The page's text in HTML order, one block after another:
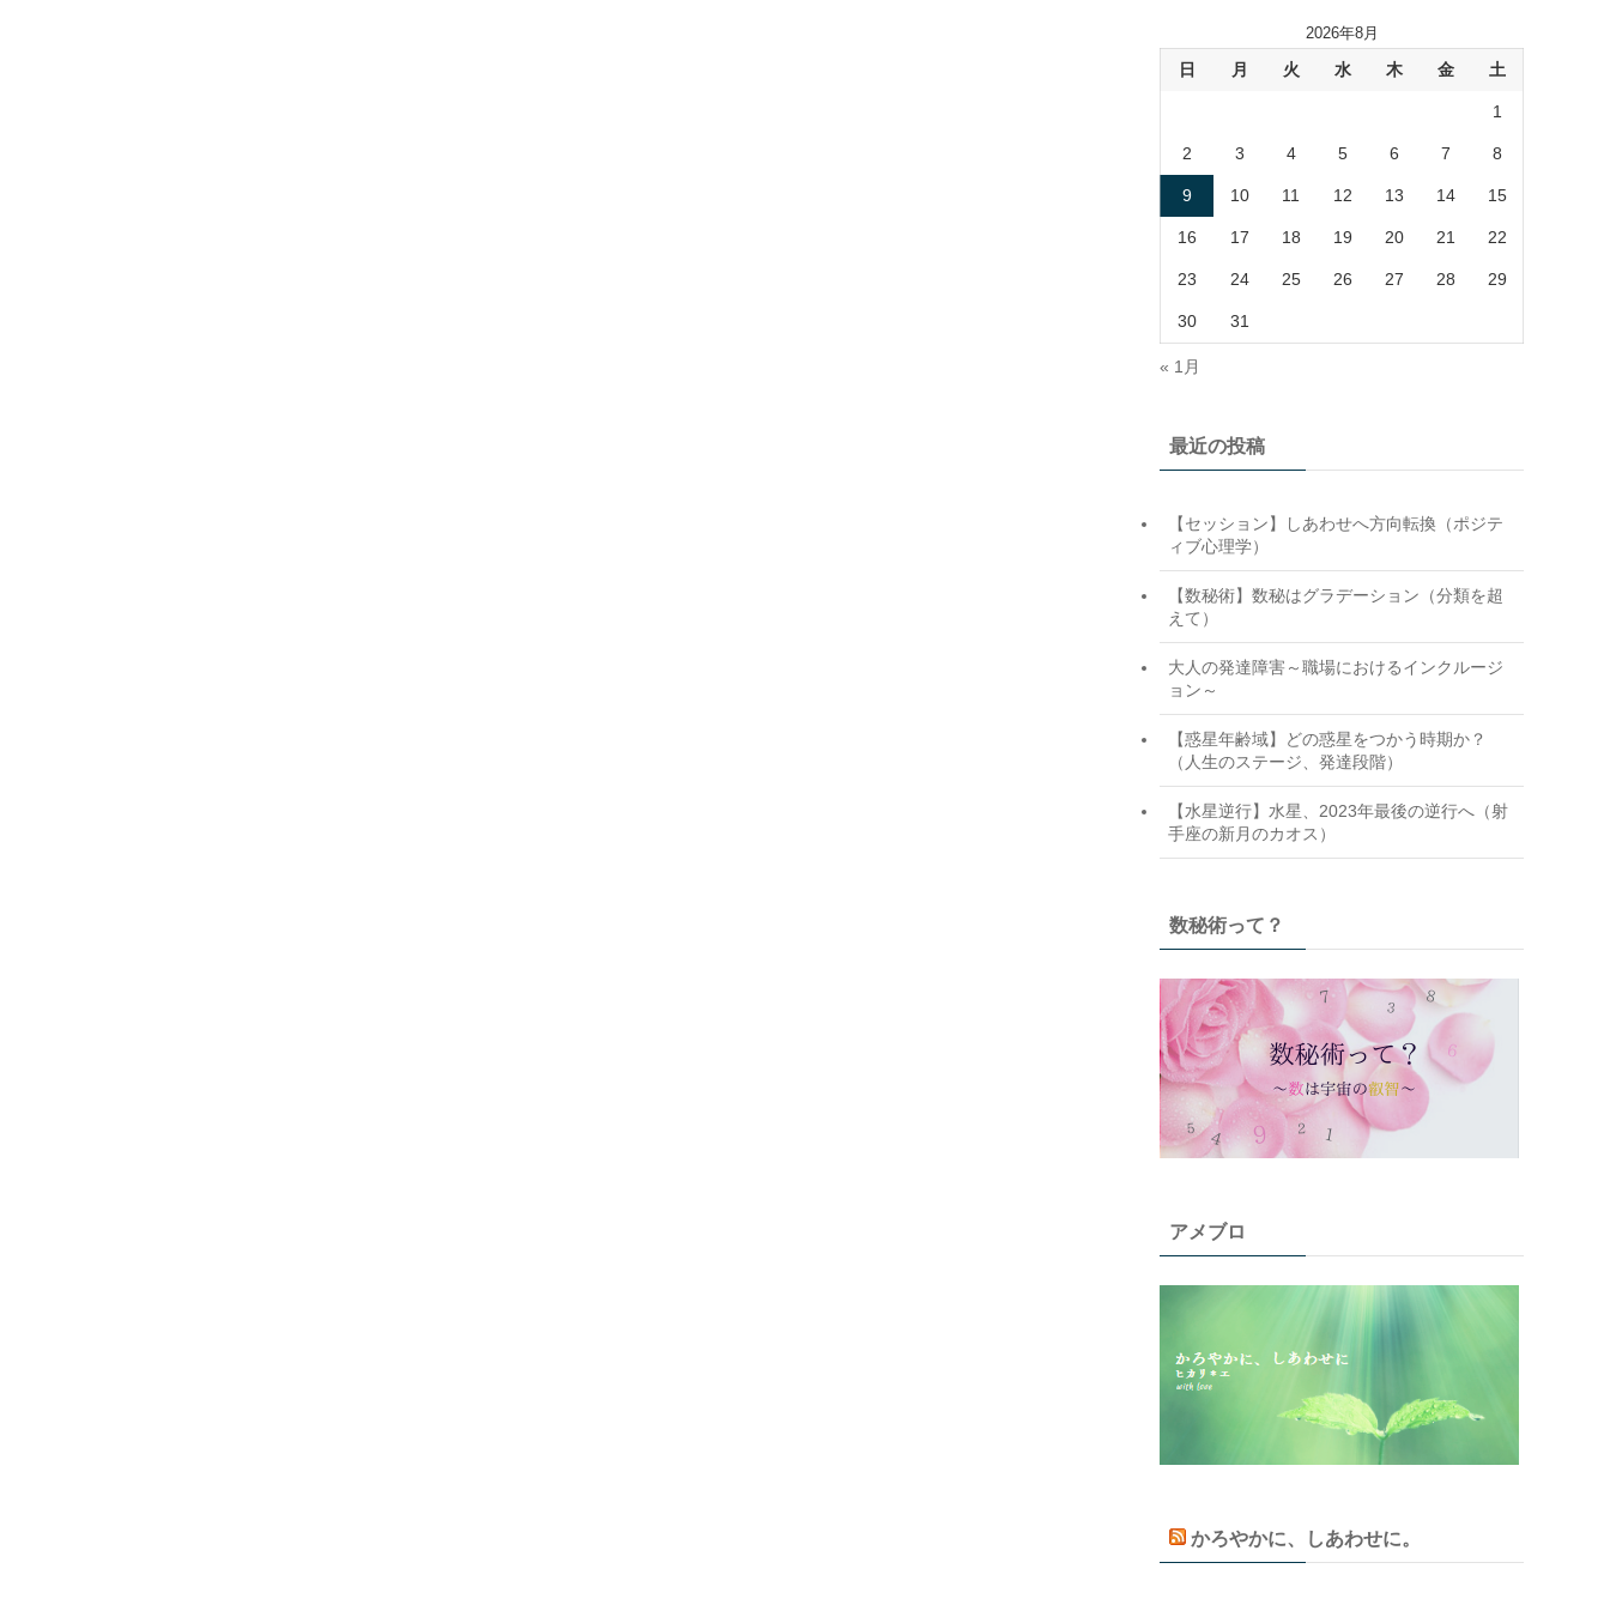
2026年8月
日 月 火 水 木 金 土
1
2 3 4 5 6 7 8
9 10 11 12 13 14 15
16 17 18 19 20 21 22
23 24 25 26 27 28 29
30 31
« 1月
最近の投稿
【セッション】しあわせへ方向転換（ポジテ
ィブ心理学）
【数秘術】数秘はグラデーション（分類を超
えて）
大人の発達障害～職場におけるインクルージ
ョン～
【惑星年齢域】どの惑星をつかう時期か？
（人生のステージ、発達段階）
【水星逆行】水星、2023年最後の逆行へ（射
手座の新月のカオス）
数秘術って？
アメブロ
かろやかに、しあわせに。